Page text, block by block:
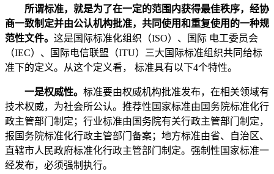
所谓标准，就是为了在一定的范围内获得最佳秩序，经协
商一致制定并由公认机构批准，共同使用和重复使用的一种规
范性文件。 这是国际标准化组织（ISO）、国际 电工委员会
（IEC）、国际电信联盟（ITU）三大国际标准组织共同给标
准下的定义。从这个定义看， 标准具有以下4个特性。
一是权威性。 标准要由权威机构批准发布，在相关领域有
技术权威，为社会所公认。推荐性国家标准由国务院标准化行
政主管部门制定；行业标准由国务院有关行政主管部门制定，
报国务院标准化行政主管部门备案；地方标准由省、自治区、
直辖市人民政府标准化行政主管部门制定。强制性国家标准一
经发布，必须强制执行。